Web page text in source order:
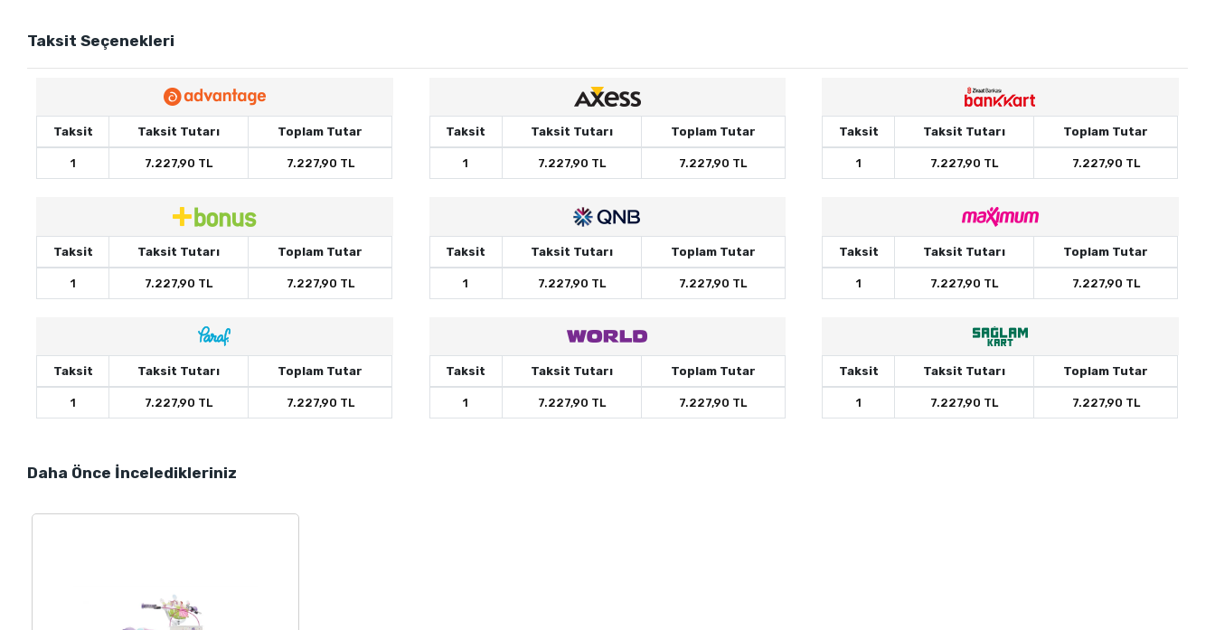
Taksit Seçenekleri
Taksit Taksit Tutarı Toplam Tutar
1 7.227,90 TL 7.227,90 TL
Taksit Taksit Tutarı Toplam Tutar
1 7.227,90 TL 7.227,90 TL
Taksit Taksit Tutarı Toplam Tutar
1 7.227,90 TL 7.227,90 TL
Taksit Taksit Tutarı Toplam Tutar
1 7.227,90 TL 7.227,90 TL
Taksit Taksit Tutarı Toplam Tutar
1 7.227,90 TL 7.227,90 TL
Taksit Taksit Tutarı Toplam Tutar
1 7.227,90 TL 7.227,90 TL
Taksit Taksit Tutarı Toplam Tutar
1 7.227,90 TL 7.227,90 TL
Taksit Taksit Tutarı Toplam Tutar
1 7.227,90 TL 7.227,90 TL
Taksit Taksit Tutarı Toplam Tutar
1 7.227,90 TL 7.227,90 TL
Daha Önce İnceledikleriniz